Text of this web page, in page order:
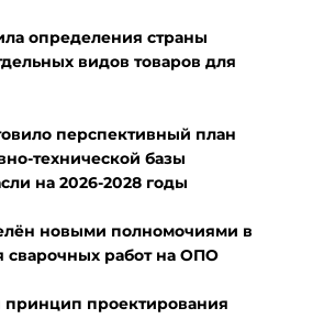
определения страны
видов товаров для
перспективный план
технической базы
на 2026-2028 годы
новыми полномочиями в
сварочных работ на ОПО
проектирования